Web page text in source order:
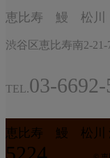
恵比寿 鰻 松川
渋谷区恵比寿南2-21-
TEL.03-
恵比寿 鰻 松川